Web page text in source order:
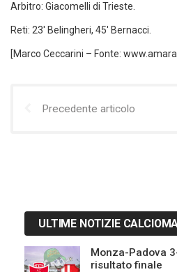
Arbitro: Giacomelli di Trieste.
Reti: 23′ Belingheri, 45′ Bernacci.
[Marco Ceccarini – Fonte:
Precedente articolo
ULTIME NOTIZIE
Monza-Padova
risultato finale